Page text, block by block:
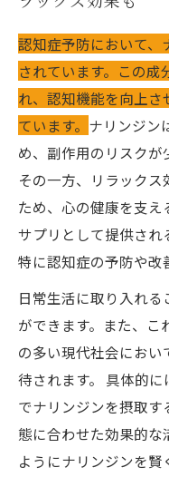
認知症予防において、
されています。この成
れ、認知機能を向上
ています。 ナリンジン
め、副作用のリスクが
その一方、リラック
ため、心の健康を支え
サプリとして提供され
特に認知症の予防や改
日常生活に取り入れる
ができます。また、こ
の多い現代社会にお
待されます。 具体的
でナリンジンを摂取
態に合わせた効果的な
ようにナリンジンを